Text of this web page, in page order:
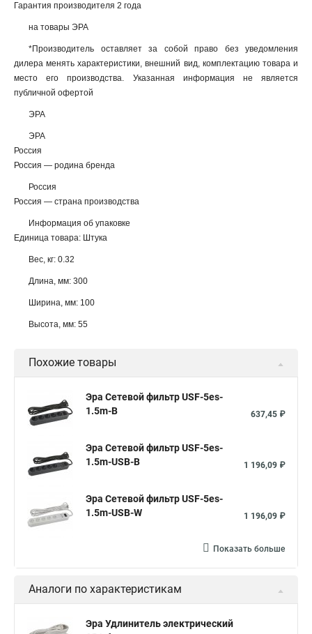
Гарантия производителя 2 года
на товары ЭРА
*Производитель оставляет за собой право без уведомления
дилера менять характеристики, внешний вид, комплектацию товара и
место его производства. Указанная информация не является
публичной офертой
ЭРА
ЭРА
Россия
Россия — родина бренда
Россия
Россия — страна производства
Информация об упаковке
Единица товара: Штука
Вес, кг: 0.32
Длина, мм: 300
Ширина, мм: 100
Высота, мм: 55
Похожие товары
Эра Сетевой фильтр USF-5es-
1.5m-B
637,45 ₽
Эра Сетевой фильтр USF-5es-
1.5m-USB-B
1 196,09 ₽
Эра Сетевой фильтр USF-5es-
1.5m-USB-W
1 196,09 ₽
Показать больше
Аналоги по характеристикам
Эра Удлинитель электрический